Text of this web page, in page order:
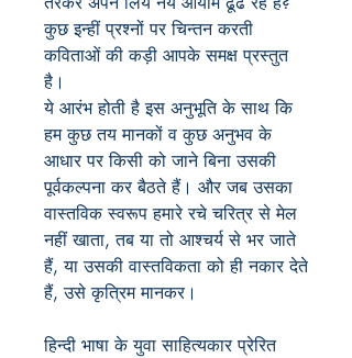
कुछ इन्हीं प्रश्नों पर चिन्तन करती
कविताओं की कड़ी आपके समक्ष प्रस्तुत
है।
ये आरंभ होती है इस अनुभूति के साथ कि
हम कुछ तय मानकों व कुछ अनुभव के
आधार पर किसी को जाने बिना उसकी
पूर्वकल्पना कर बैठते हैं। और जब उसका
वास्तविक स्वरूप हमारे रचे चरित्र से मेल
नहीं खाता, तब या तो आश्चर्य से भर जाते
हैं, या उसकी वास्तविकता को ही नकार देते
हैं, उसे कृत्रिम मानकर।
हिन्दी भाषा के युवा साहित्यकार प्रेरित